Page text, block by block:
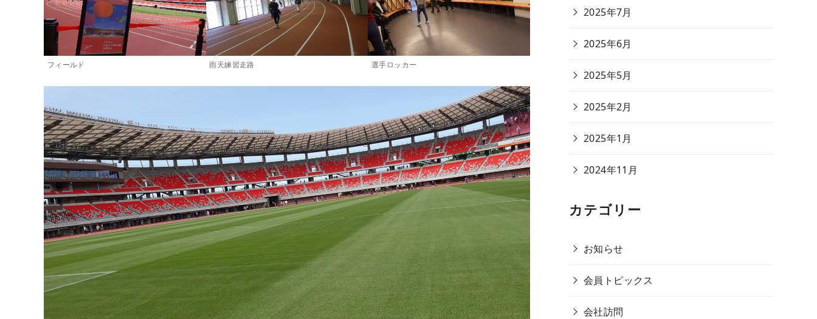
フィールド 雨天練習走路 選手ロッカー
2025年7月
2025年6月
2025年5月
2025年2月
2025年1月
2024年11月
カテゴリー
お知らせ
会員トピックス
会社訪問